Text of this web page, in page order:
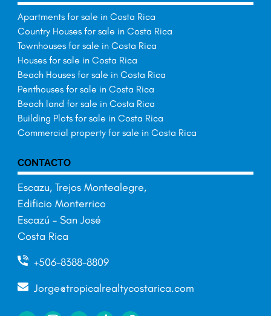
Apartments for sale in Costa Rica
Country Houses for sale in Costa Rica
Townhouses for sale in Costa Rica
Houses for sale in Costa Rica
Beach Houses for sale in Costa Rica
Penthouses for sale in Costa Rica
Beach land for sale in Costa Rica
Building Plots for sale in Costa Rica
Commercial property for sale in Costa Rica
CONTACTO
Escazu, Trejos Montealegre,
Edificio Monterrico
Escazú – San José
Costa Rica
+506-8388-8809
Jorge@tropicalrealtycostarica.com